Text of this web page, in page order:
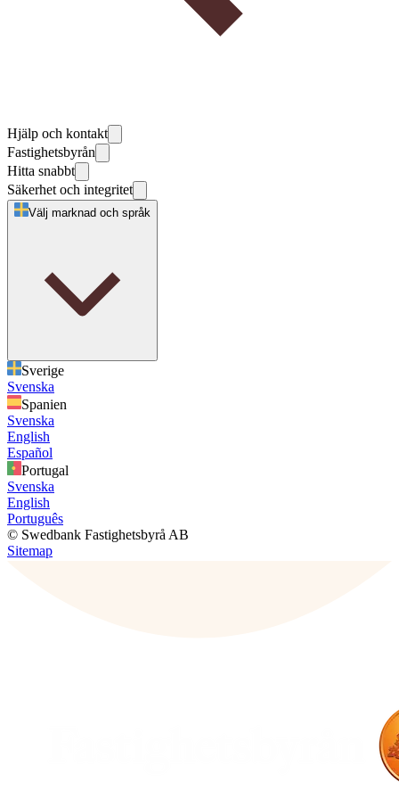
Hjälp och kontakt
Fastighetsbyrån
Hitta snabbt
Säkerhet och integritet
Välj marknad och språk
Sverige
Svenska
Spanien
Svenska
English
Español
Portugal
Svenska
English
Português
© Swedbank Fastighetsbyrå AB
Sitemap